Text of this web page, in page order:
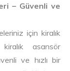
– Güvenli ve
için kiralık
asansör
ve hızlı bir